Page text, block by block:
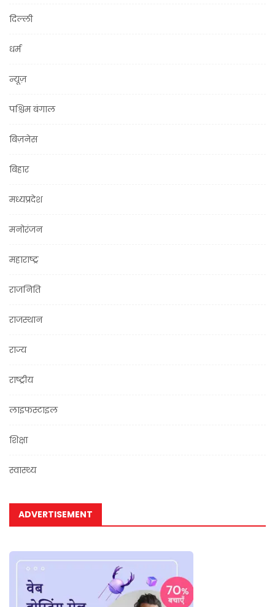
दिल्ली
धर्म
न्यूज़
पश्चिम बंगाल
बिज़नेस
बिहार
मध्यप्रदेश
मनोरंजन
महाराष्ट्र
राजनिति
राजस्थान
राज्य
राष्ट्रीय
लाइफस्टाइल
शिक्षा
स्वास्थ्य
ADVERTISEMENT